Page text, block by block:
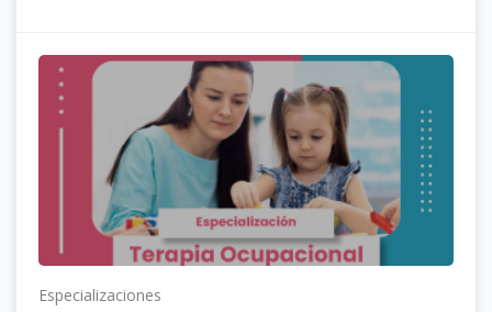
Especializaciones